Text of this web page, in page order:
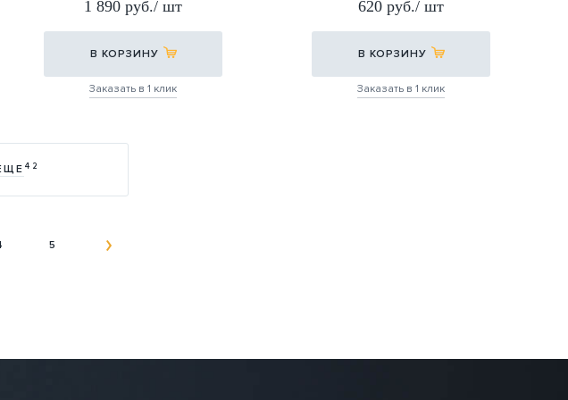
1 890 руб./ шт
В КОРЗИНУ
Заказать в 1 клик
620 руб./ шт
В КОРЗИНУ
Заказать в 1 клик
42
5